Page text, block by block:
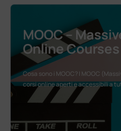
MOOC –
Online Courses
Cosa sono i MOOC? I MOOC
corsi online aperti e accessibili a